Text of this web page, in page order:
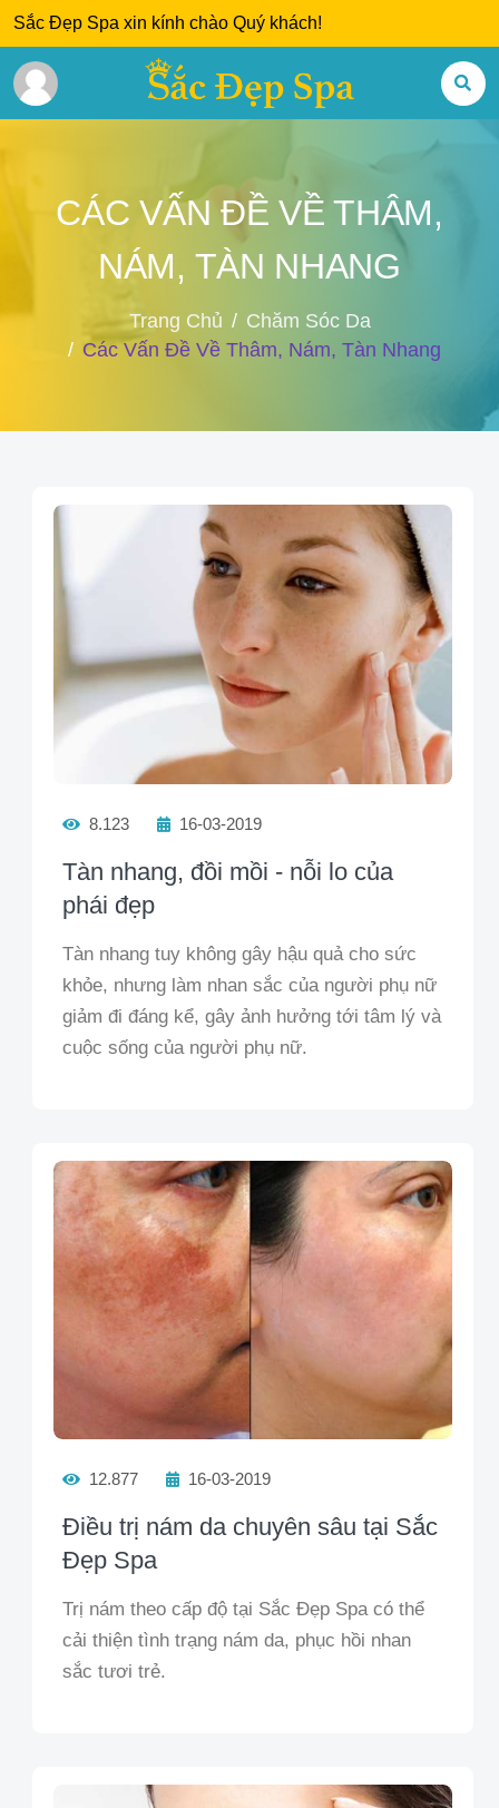
Sắc Đẹp Spa xin kính chào Quý khách!
CÁC VẤN ĐỀ VỀ THÂM,
NÁM, TÀN NHANG
Trang Chủ
Chăm Sóc Da
Các Vấn Đề Về Thâm, Nám, Tàn Nhang
8.123 16-03-2019
Tàn nhang, đồi mồi - nỗi lo của
phái đẹp
Tàn nhang tuy không gây hậu quả cho sức
khỏe, nhưng làm nhan sắc của người phụ nữ
giảm đi đáng kể, gây ảnh hưởng tới tâm lý và
cuộc sống của người phụ nữ.
12.877 16-03-2019
Điều trị nám da chuyên sâu tại Sắc
Đẹp Spa
Trị nám theo cấp độ tại Sắc Đẹp Spa có thể
cải thiện tình trạng nám da, phục hồi nhan
sắc tươi trẻ.